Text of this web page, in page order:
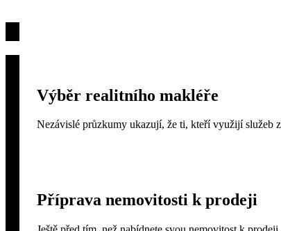
Výběr realitního makléře
Nezávislé průzkumy ukazují, že ti, kteří využijí služeb
Příprava nemovitosti k prodeji